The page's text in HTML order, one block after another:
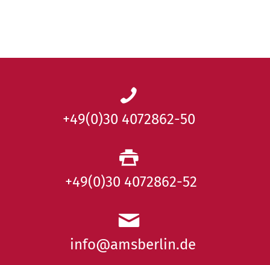
+49(0)30 4072862-50
+49(0)30 4072862-52
info@amsberlin.de